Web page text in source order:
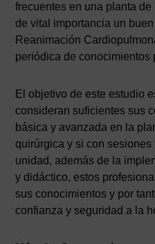
frecuentes en una planta
de vital importancia un
Reanimación
periódica de conocimientos
El objetivo de este estudio
consideran suficientes sus
básica y avanzada en la
quirúrgica y si con
unidad, además de la
y didáctico, estos
sus conocimientos y por
confianza y seguridad a la
POLÍTICA DE
CONDICIONES